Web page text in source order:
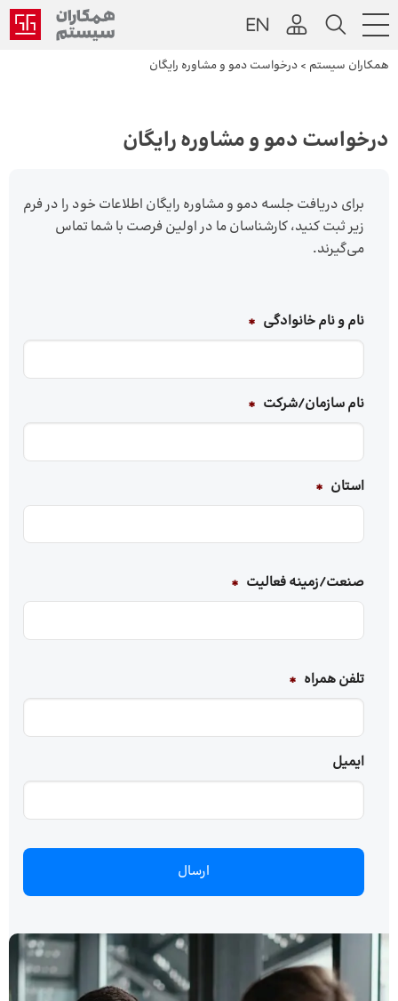
همکاران سیستم > درخواست دمو و مشاوره رایگان
درخواست دمو و مشاوره رایگان
برای دریافت جلسه دمو و مشاوره رایگان اطلاعات خود را در فرم
زیر ثبت کنید، کارشناسان ما در اولین فرصت با شما تماس
می‌گیرند.
نام و نام خانوادگی *
نام سازمان/شرکت *
استان *
صنعت/زمینه‌ فعالیت *
تلفن همراه *
ایمیل